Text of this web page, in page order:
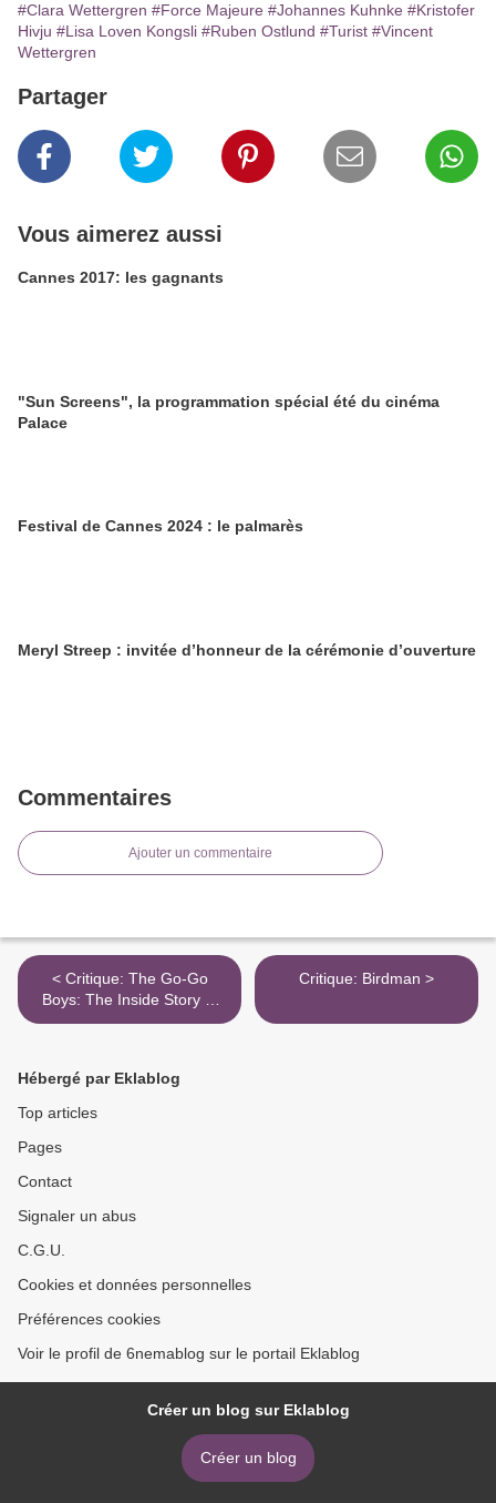
#Clara Wettergren #Force Majeure #Johannes Kuhnke #Kristofer
Hivju #Lisa Loven Kongsli #Ruben Ostlund #Turist #Vincent
Wettergren
Partager
Vous aimerez aussi
Cannes 2017: les gagnants
"Sun Screens", la programmation spécial été du cinéma
Palace
Festival de Cannes 2024 : le palmarès
Meryl Streep : invitée d’honneur de la cérémonie d’ouverture
Commentaires
Ajouter un commentaire
< Critique: The Go-Go
Boys: The Inside Story of
Cannon Films
Critique: Birdman >
Hébergé par Eklablog
Top articles
Pages
Contact
Signaler un abus
C.G.U.
Cookies et données personnelles
Préférences cookies
Voir le profil de 6nemablog sur le portail Eklablog
Créer un blog sur Eklablog
Créer un blog